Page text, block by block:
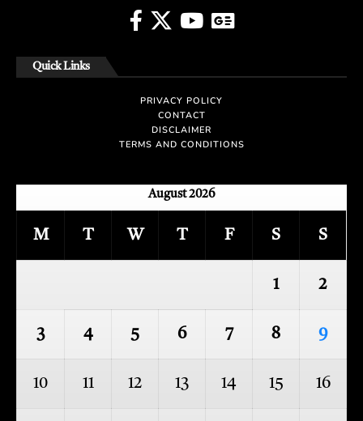
Quick Links
PRIVACY POLICY
CONTACT
DISCLAIMER
TERMS AND CONDITIONS
August 2026
M T W T F S S
1 2
3 4 5 6 7 8 9
10 11 12 13 14 15 16